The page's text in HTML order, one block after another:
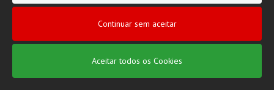
Continuar sem aceitar
Aceitar todos os Cookies